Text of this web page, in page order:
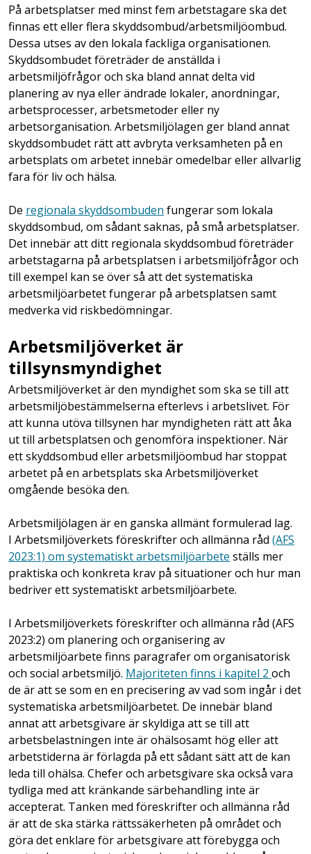
På arbetsplatser med minst fem arbetstagare ska det
finnas ett eller flera skyddsombud/arbetsmiljöombud.
Dessa utses av den lokala fackliga organisationen.
Skyddsombudet företräder de anställda i
arbetsmiljöfrågor och ska bland annat delta vid
planering av nya eller ändrade lokaler, anordningar,
arbetsprocesser, arbetsmetoder eller ny
arbetsorganisation. Arbetsmiljölagen ger bland annat
skyddsombudet rätt att avbryta verksamheten på en
arbetsplats om arbetet innebär omedelbar eller allvarlig
fara för liv och hälsa.
De regionala skyddsombuden fungerar som lokala
skyddsombud, om sådant saknas, på små arbetsplatser.
Det innebär att ditt regionala skyddsombud företräder
arbetstagarna på arbetsplatsen i arbetsmiljöfrågor och
till exempel kan se över så att det systematiska
arbetsmiljöarbetet fungerar på arbetsplatsen samt
medverka vid riskbedömningar.
Arbetsmiljöverket är
tillsynsmyndighet
Arbetsmiljöverket är den myndighet som ska se till att
arbetsmiljöbestämmelserna efterlevs i arbetslivet. För
att kunna utöva tillsynen har myndigheten rätt att åka
ut till arbetsplatsen och genomföra inspektioner. När
ett skyddsombud eller arbetsmiljöombud har stoppat
arbetet på en arbetsplats ska Arbetsmiljöverket
omgående besöka den.
Arbetsmiljölagen är en ganska allmänt formulerad lag.
I Arbetsmiljöverkets föreskrifter och allmänna råd (AFS
2023:1) om systematiskt arbetsmiljöarbete ställs mer
praktiska och konkreta krav på situationer och hur man
bedriver ett systematiskt arbetsmiljöarbete.
I Arbetsmiljöverkets föreskrifter och allmänna råd (AFS
2023:2) om planering och organisering av
arbetsmiljöarbete finns paragrafer om organisatorisk
och social arbetsmiljö. Majoriteten finns i kapitel 2 och
de är att se som en en precisering av vad som ingår i det
systematiska arbetsmiljöarbetet. De innebär bland
annat att arbetsgivare är skyldiga att se till att
arbetsbelastningen inte är ohälsosamt hög eller att
arbetstiderna är förlagda på ett sådant sätt att de kan
leda till ohälsa. Chefer och arbetsgivare ska också vara
tydliga med att kränkande särbehandling inte är
accepterat. Tanken med föreskrifter och allmänna råd
är att de ska stärka rättssäkerheten på området och
göra det enklare för arbetsgivare att förebygga och